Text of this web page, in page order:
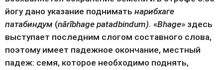
йогу дано указание поднимать нарибхаге
патабиндум (nārībhage patadbindum). «Bhage» здесь
выступает последним слогом составного слова,
поэтому имеет падежное окончание, местный
падеж: семя, которое необходимо поднять,